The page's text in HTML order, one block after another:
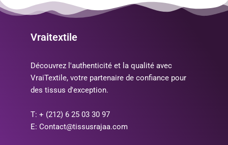
Vraitextile
Découvrez l'authenticité et la qualité avec
VraiTextile, votre partenaire de confiance pour
des tissus d'exception.
T: + (212) 6 25 03 30 97
E: Contact@tissusrajaa.com